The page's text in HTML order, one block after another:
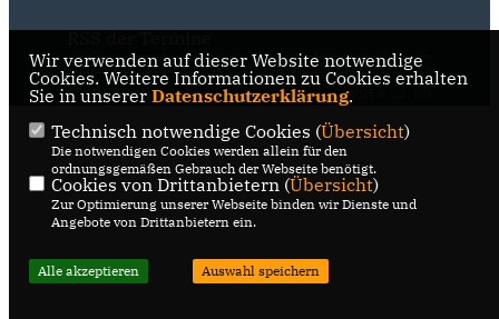
@2026 CDU Bochum
Alle Rechte vorbehalten.
Realisation: Sharkness Media
GmbH & Co. KG
Wir verwenden auf dieser Website notwendige
Cookies. Weitere Informationen zu Cookies erhalten
Sie in unserer Datenschutzerklärung.
Technisch notwendige Cookies (Übersicht)
Die notwendigen Cookies werden allein für den
ordnungsgemäßen Gebrauch der Webseite benötigt.
Cookies von Drittanbietern (Übersicht)
Zur Optimierung unserer Webseite binden wir Dienste und
Angebote von Drittanbietern ein.
Alle akzeptieren Auswahl speichern